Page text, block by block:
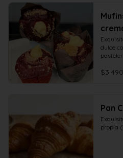
dulce
$3.490
Pan
propia